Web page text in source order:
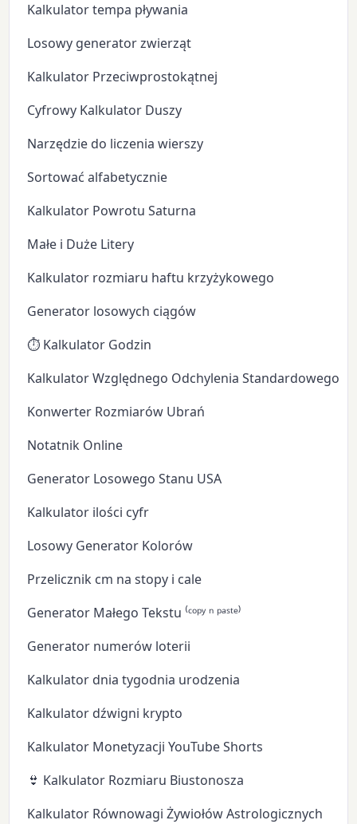
Kalkulator tempa pływania
Losowy generator zwierząt
Kalkulator Przeciwprostokątnej
Cyfrowy Kalkulator Duszy
Narzędzie do liczenia wierszy
Sortować alfabetycznie
Kalkulator Powrotu Saturna
Małe i Duże Litery
Kalkulator rozmiaru haftu krzyżykowego
Generator losowych ciągów
⏱️ Kalkulator Godzin
Kalkulator Względnego Odchylenia Standardowego
Konwerter Rozmiarów Ubrań
Notatnik Online
Generator Losowego Stanu USA
Kalkulator ilości cyfr
Losowy Generator Kolorów
Przelicznik cm na stopy i cale
Generator Małego Tekstu ⁽ᶜᵒᵖʸ ⁿ ᵖᵃˢᵗᵉ⁾
Generator numerów loterii
Kalkulator dnia tygodnia urodzenia
Kalkulator dźwigni krypto
Kalkulator Monetyzacji YouTube Shorts
👙 Kalkulator Rozmiaru Biustonosza
Kalkulator Równowagi Żywiołów Astrologicznych